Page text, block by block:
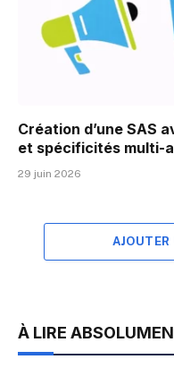
Création d’une SAS
et spécificités multi-
29 juin 2026
AJOUTER
À LIRE